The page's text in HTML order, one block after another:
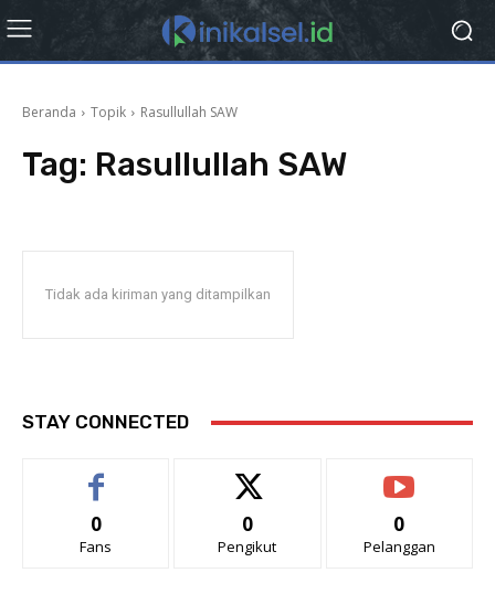
Beranda Topik Rasullullah SAW
Tag: Rasullullah SAW
Tidak ada kiriman yang ditampilkan
STAY CONNECTED
0
Fans
0
Pengikut
0
Pelanggan